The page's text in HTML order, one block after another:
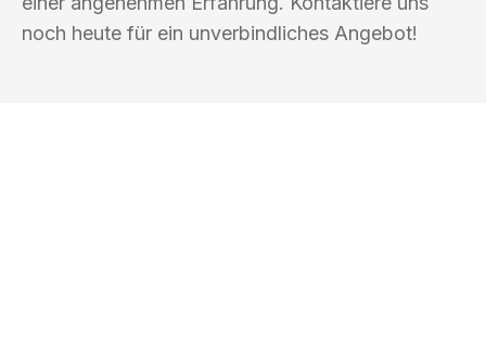
noch heute für ein unverbindliches Angebot!